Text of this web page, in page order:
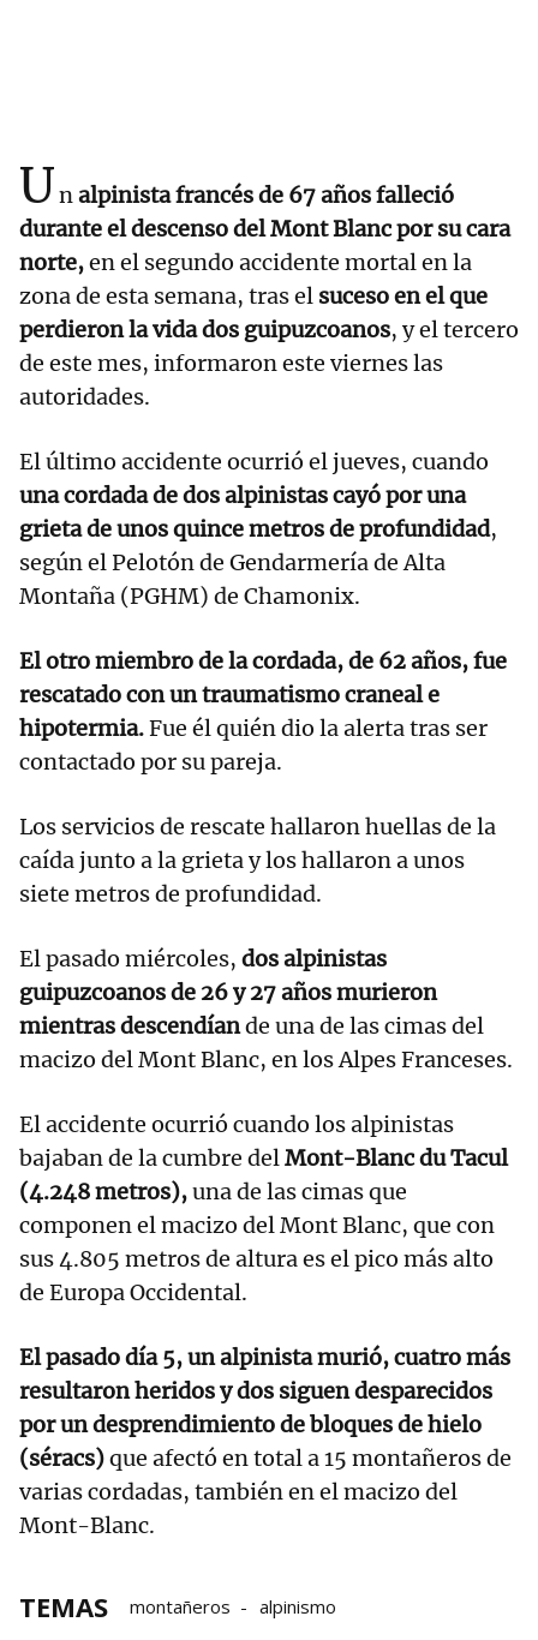
Unalpinista francés de 67 años falleció
durante el descenso del Mont Blanc por su cara
norte,en el segundo accidente mortal en la
zona de esta semana, tras el suceso en el que
perdieron la vida dos guipuzcoanos, y el tercero
de este mes, informaron este viernes las
autoridades.
El último accidente ocurrió el jueves, cuando
una cordada de dos alpinistas cayó por una
grieta de unos quince metros de profundidad,
según el Pelotón de Gendarmería de Alta
Montaña (PGHM) de Chamonix.
El otro miembro de la cordada, de 62 años, fue
rescatado con un traumatismo craneal e
hipotermia.Fue él quién dio la alerta tras ser
contactado por su pareja.
Los servicios de rescate hallaron huellas de la
caída junto a la grieta y los hallaron a unos
siete metros de profundidad.
El pasado miércoles, dos alpinistas
guipuzcoanos de 26 y 27 años murieron
mientras descendíande una de las cimas del
macizo del Mont Blanc, en los Alpes Franceses.
El accidente ocurrió cuando los alpinistas
bajaban de la cumbre delMont-Blanc du Tacul
(4.248 metros),una de las cimas que
componen el macizo del Mont Blanc, que con
sus 4.805 metros de altura es el pico más alto
de Europa Occidental.
El pasado día 5, un alpinista murió, cuatro más
resultaron heridos y dos siguen desparecidos
por un desprendimiento de bloques de hielo
(séracs)que afectó en total a 15 montañeros de
varias cordadas, también en el macizo del
Mont-Blanc.
TEMAS montañeros alpinismo